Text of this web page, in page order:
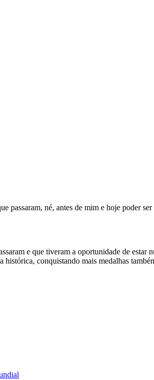
passaram, né, antes de mim e hoje poder
e que tiveram a oportunidade de estar
conquistando mais medalhas